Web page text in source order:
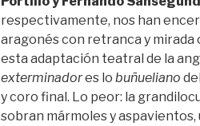
respectivamente, nos han
aragonés con retranca y mirada
esta adaptación teatral de la
exterminadores lo buñueliano
y coro final. Lo peor: la
sobran mármoles y